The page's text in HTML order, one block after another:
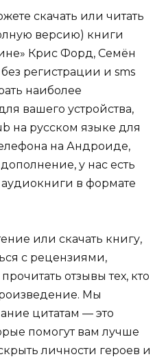
скачать или читать
версию) книги
Крис Форд, Семён
регистрации и sms
наиболее
вашего устройства,
на русском языке для
на Андроиде,
у нас есть
в формате
или скачать книгу,
с рецензиями,
отзывы тех, кто
Мы
цитатам — это
помогут вам лучше
личности героев и